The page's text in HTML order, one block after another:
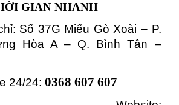
GIAN NHANH
Số 37G Miếu Gò Xoài – P.
Hòa A – Q. Bình Tân –
24/24:0368 607 607